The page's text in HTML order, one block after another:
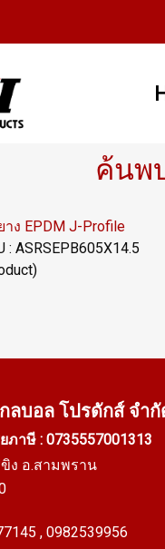
ค้นพ
ง EPDM J-Profile
: ASRSEPB605X14.5
ลบอล โปรดักส์ จำ
ภาษี : 0735557001313
ง อ.สามพราน
, 0982539956